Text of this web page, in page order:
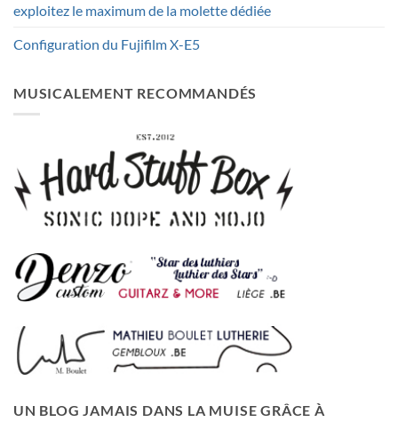
exploitez le maximum de la molette dédiée
Configuration du Fujifilm X-E5
MUSICALEMENT RECOMMANDÉS
UN BLOG JAMAIS DANS LA MUISE GRÂCE À